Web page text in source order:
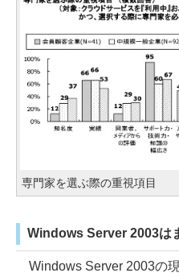
専門家を選ぶ際の重視項目
Windows Server 2003は
Windows Server 2003の